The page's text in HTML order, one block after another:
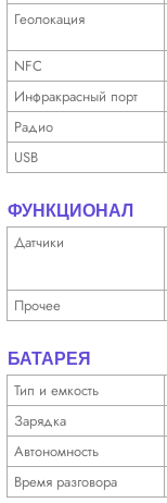
Геолока­ция
NFC
Инфра­красный порт
Радио
USB
ФУНКЦИОНАЛ
Датчики
Прочее
БАТАРЕЯ
Тип и емкость
Зарядка
Автоно­мность
Время разговора